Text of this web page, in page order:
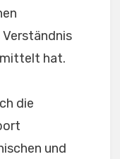
hat.
die
und